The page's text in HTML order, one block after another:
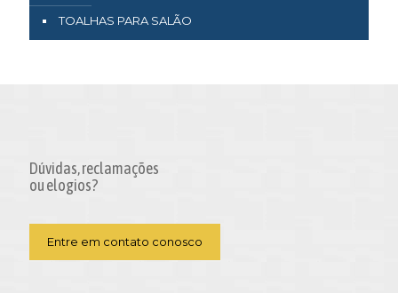
TOALHAS PARA SALÃO
Dúvidas, reclamações
ou elogios?
Entre em contato conosco